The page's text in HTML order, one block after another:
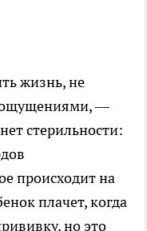
жизнь, не
ощущениями, —
стерильности:
происходит на
плачет, когда
но это